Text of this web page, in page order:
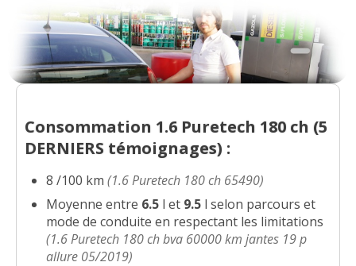
Consommation 1.6 Puretech 180 ch (5
DERNIERS témoignages) :
8 /100 km(1.6 Puretech 180 ch 65490)
Moyenne entre 6.5 l et 9.5 l selon parcours et
mode de conduite en respectant les limitations
(1.6 Puretech 180 ch bva 60000 km jantes 19 p
allure 05/2019)